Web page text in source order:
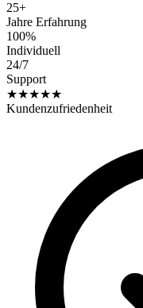
25+
Jahre Erfahrung
100%
Individuell
24/7
Support
★★★★★
Kundenzufriedenheit